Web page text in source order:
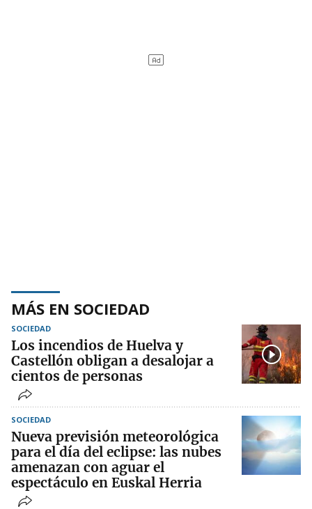
MÁS EN SOCIEDAD
SOCIEDAD
Los incendios de Huelva y
Castellón obligan a desalojar a
cientos de personas
SOCIEDAD
Nueva previsión meteorológica
para el día del eclipse: las nubes
amenazan con aguar el
espectáculo en Euskal Herria